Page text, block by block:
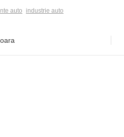
auto industrie auto